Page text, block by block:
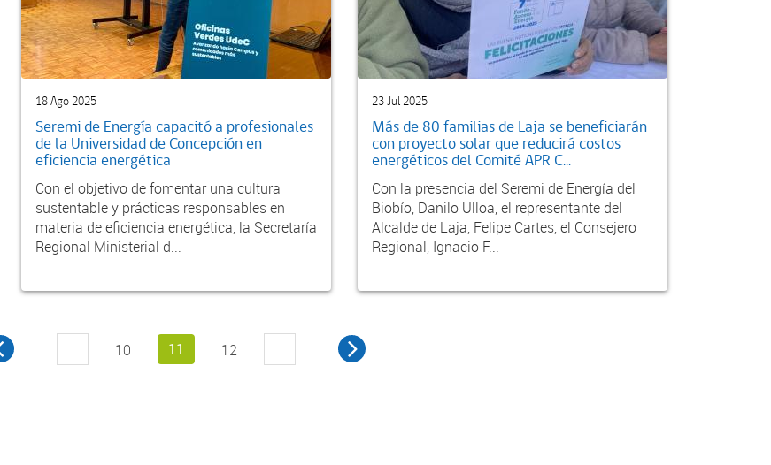
18 Ago 2025
Seremi de Energía capacitó a profesionales
de la Universidad de Concepción en
eficiencia energética
Con el objetivo de fomentar una cultura
sustentable y prácticas responsables en
materia de eficiencia energética, la Secretaría
Regional Ministerial d...
23 Jul 2025
Más de 80 familias de Laja se beneficiarán
con proyecto solar que reducirá costos
energéticos del Comité APR C...
Con la presencia del Seremi de Energía del
Biobío, Danilo Ulloa, el representante del
Alcalde de Laja, Felipe Cartes, el Consejero
Regional, Ignacio F...
… 10 11 12 …